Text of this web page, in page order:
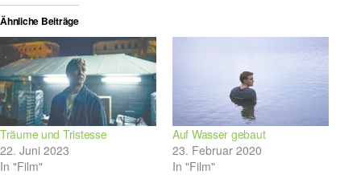
Ähnliche Beiträge
Träume und Tristesse
22. Juni 2023
In "Film"
Auf Wasser gebaut
23. Februar 2020
In "Film"